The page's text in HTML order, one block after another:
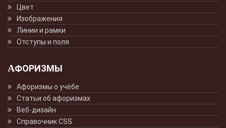
Цвет
Изображения
Линии и рамки
Отступы и поля
АФОРИЗМЫ
Афоризмы о учёбе
Статьи об афоризмах
Веб-дизайн
Справочник CSS